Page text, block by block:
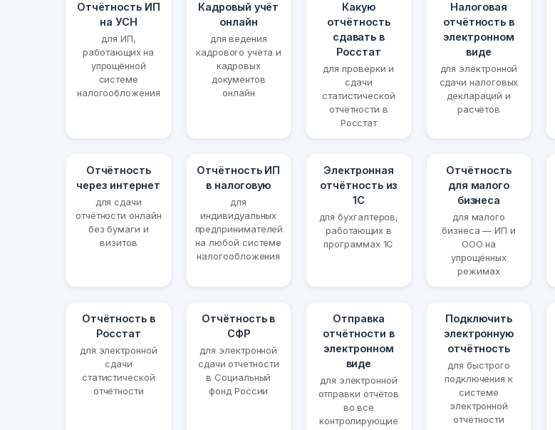
Отчётность ИП
на УСН
для ИП,
работающих на
упрощённой
системе
налогообложения
Кадровый учёт
онлайн
для ведения
кадрового учёта и
кадровых
документов
онлайн
Какую
отчётность
сдавать в
Росстат
для проверки и
сдачи
статистической
отчётности в
Росстат
Налоговая
отчётность в
электронном
виде
для электронной
сдачи налоговых
деклараций и
расчётов
Отчётность
через интернет
для сдачи
отчётности онлайн
без бумаги и
визитов
Отчётность ИП
в налоговую
для
индивидуальных
предпринимателей
на любой системе
налогообложения
Электронная
отчётность из
1С
для бухгалтеров,
работающих в
программах 1С
Отчётность
для малого
бизнеса
для малого
бизнеса — ИП и
ООО на
упрощённых
режимах
Отчётность в
Росстат
для электронной
сдачи
статистической
отчётности
Отчётность в
СФР
для электронной
сдачи отчётности
в Социальный
фонд России
Отправка
отчётности в
электронном
виде
для электронной
отправки отчётов
во все
контролирующие
Подключить
электронную
отчётность
для быстрого
подключения к
системе
электронной
отчётности